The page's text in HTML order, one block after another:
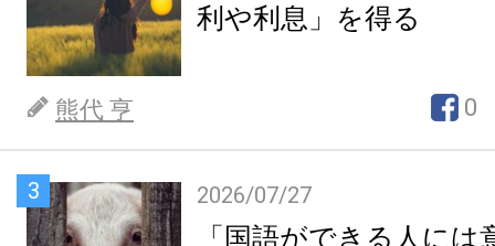
利や利息」を得る
熊代 亨 0
3 2026/07/27
「国語ができる人には